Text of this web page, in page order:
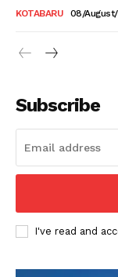
KOTABARU 08/
Subscribe
I've read and